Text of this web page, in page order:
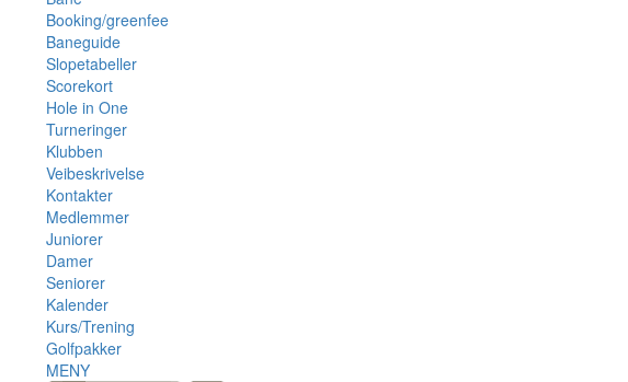
Booking/greenfee
Baneguide
Slopetabeller
Scorekort
Hole in One
Turneringer
Klubben
Veibeskrivelse
Kontakter
Medlemmer
Juniorer
Damer
Seniorer
Kalender
Kurs/Trening
Golfpakker
MENY